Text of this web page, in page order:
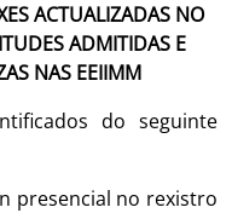
ACTUALIZADAS NO
ADMITIDAS E
NAS EEIIMM
do seguinte
presencial no rexistro